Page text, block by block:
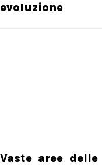
evoluzione
Vaste aree